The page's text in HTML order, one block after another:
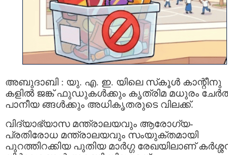
അബുദാബി : യു. എ. ഇ. യിലെ സ്‌കൂൾ കാന്റീനു
കളിൽ ജങ്ക് ഫുഡുകൾക്കും കൃത്രിമ മധുരം
പാനീയ ങ്ങൾക്കും അധികൃതരുടെ വിലക്ക്.
വിദ്യാഭ്യാസ മന്ത്രാലയവും ആരോഗ്യ-
പ്രതിരോധ മന്ത്രാലയവും സംയുക്‌തമായി
പുറത്തിറക്കിയ പുതിയ മാർഗ്ഗ രേഖയിലാണ്